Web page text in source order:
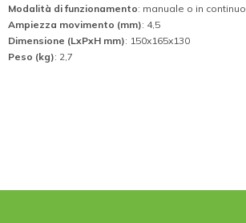
Modalità di funzionamento: manuale o in continuo
Ampiezza movimento (mm): 4,5
Dimensione (LxPxH mm): 150x165x130
Peso (kg): 2,7